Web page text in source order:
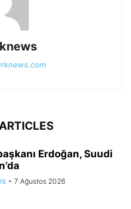
Erdoğan, Suudi
- 7 Ağustos 2026